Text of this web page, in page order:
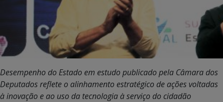
Desempenho do Estado em estudo publicado pela Câmara dos
Deputados reflete o alinhamento estratégico de ações voltadas
à inovação e ao uso da tecnologia à serviço do cidadão